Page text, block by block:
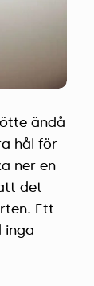
ändå
hål för
ner en
det
Ett
inga